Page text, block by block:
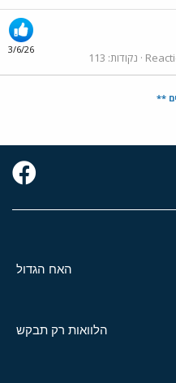
3/6/26
נקודות 113
האח הגדול
הלוואות רק תבקש